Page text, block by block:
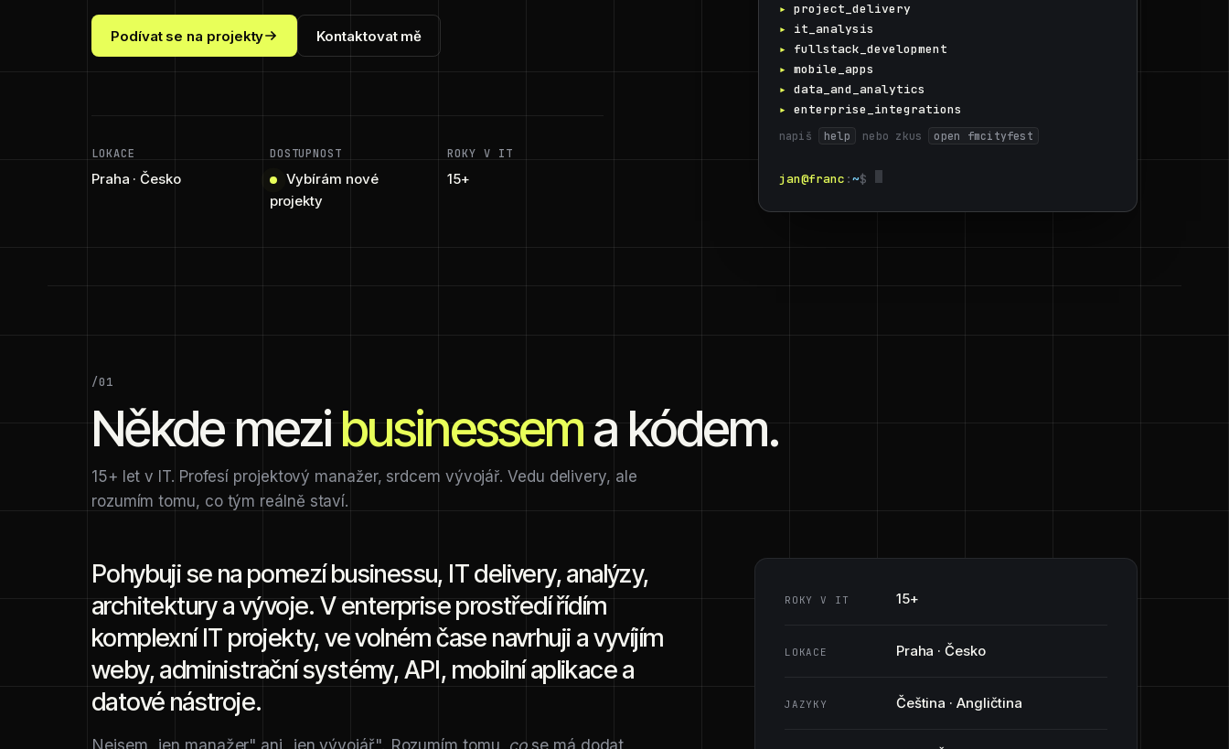
Podívat se na projekty Kontaktovat mě
LOKACE
Praha · Česko
DOSTUPNOST
Vybírám nové
projekty
ROKY V IT
15+
project_delivery
it_analysis
fullstack_development
mobile_apps
data_and_analytics
enterprise_integrations
napiš help nebo zkus open fmcityfest
jan@franc :~$
/01
Někde mezibusinessema kódem.
15+ let v IT. Profesí projektový manažer, srdcem vývojář. Vedu delivery, ale
rozumím tomu, co tým reálně staví.
Pohybuji se na pomezí businessu, IT delivery, analýzy,
architektury a vývoje. V enterprise prostředí řídím
komplexní IT projekty, ve volném čase navrhuji a vyvíjím
weby, administrační systémy, API, mobilní aplikace a
datové nástroje.
Nejsem „jen manažer" ani „jen vývojář". Rozumím tomu, cose má dodat,
ROKY V IT 15+
LOKACE Praha · Česko
JAZYKY Čeština · Angličtina